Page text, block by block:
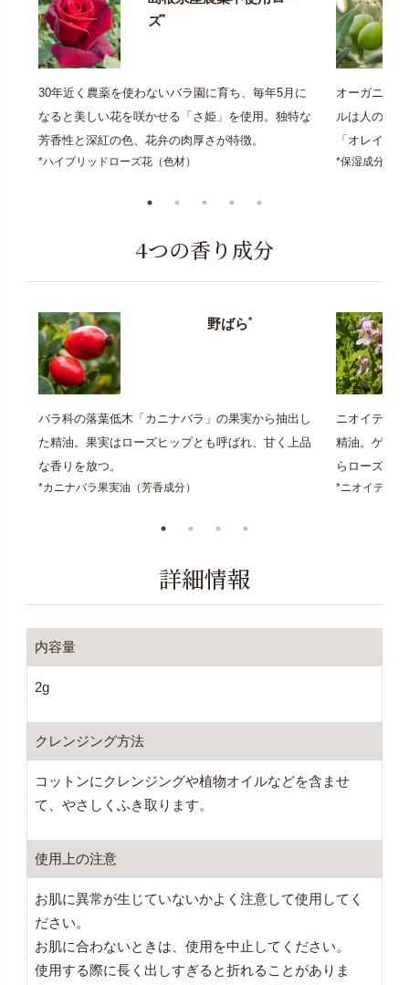
ズ*
30年近く農薬を使わないバラ園に育ち、毎年5月に
なると美しい花を咲かせる「さ姫」を使用。独特な
芳香性と深紅の色、花弁の肉厚さが特徴。
*ハイブリッドローズ花（色材）
オーガニッ
ルは人の肌
「オレイン
*保湿成分
4つの香り成分
野ばら*
バラ科の落葉低木「カニナバラ」の果実から抽出し
た精油。果実はローズヒップとも呼ばれ、甘く上品
な香りを放つ。
*カニナバラ果実油（芳香成分）
ニオイテン
精油。ゲラ
らローズを
*ニオイテン
詳細情報
内容量
2g
クレンジング方法
コットンにクレンジングや植物オイルなどを含ませ
て、やさしくふき取ります。
使用上の注意
お肌に異常が生じていないかよく注意して使用してく
ださい。
お肌に合わないときは、使用を中止してください。
使用する際に長く出しすぎると折れることがありま